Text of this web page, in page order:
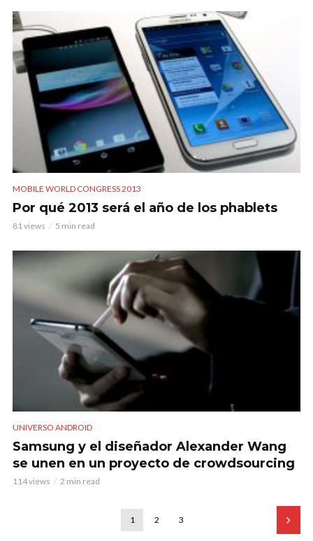
MOBILE WORLD CONGRESS 2013
Por qué 2013 será el año de los phablets
81 views 5 min read
UNIVERSO ANDROID
Samsung y el diseñador Alexander Wang
se unen en un proyecto de crowdsourcing
114 views 2 min read
1 2 3